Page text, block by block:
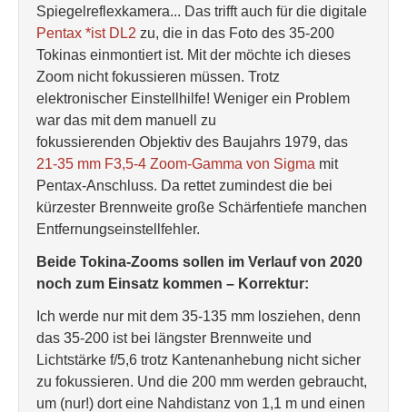
Spiegelreflexkamera... Das trifft auch für die digitale
Pentax *ist DL2 zu, die in das Foto des 35-200
Tokinas einmontiert ist. Mit der möchte ich dieses
Zoom nicht fokussieren müssen. Trotz
elektronischer Einstellhilfe! Weniger ein Problem
war das mit dem manuell zu
fokussierenden Objektiv des Baujahrs 1979, das
21-35 mm F3,5-4 Zoom-Gamma von Sigma mit
Pentax-Anschluss. Da rettet zumindest die bei
kürzester Brennweite große Schärfentiefe manchen
Entfernungseinstellfehler.
Beide Tokina-Zooms sollen im Verlauf von 2020
noch zum Einsatz kommen – Korrektur:
Ich werde nur mit dem 35-135 mm losziehen, denn
das 35-200 ist bei längster Brennweite und
Lichtstärke f/5,6 trotz Kantenanhebung nicht sicher
zu fokussieren. Und die 200 mm werden gebraucht,
um (nur!) dort eine Nahdistanz von 1,1 m und einen